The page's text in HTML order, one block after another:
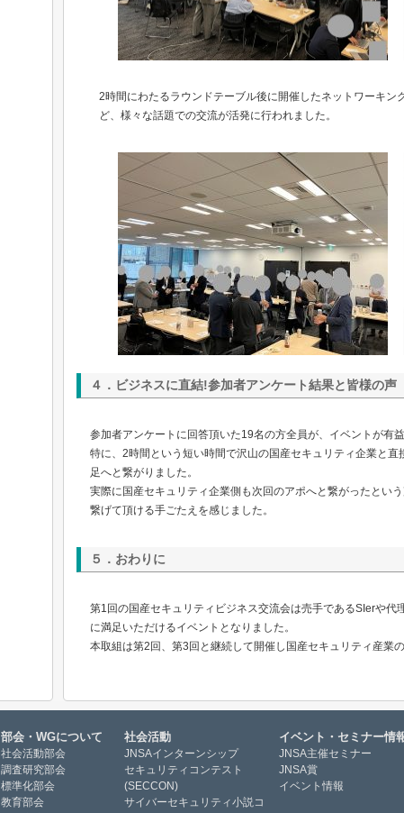
2時間にわたるラウンドテーブル後に開催したネットワーキ
ど、様々な話題での交流が活発に行われました。
４．ビジネスに直結!参加者アンケート結果と皆様の声
参加者アンケートに回答頂いた19名の方全員が、イベントが有
特に、2時間という短い時間で沢山の国産セキュリティ企業と
足へと繋がりました。
実際に国産セキュリティ企業側も次回のアポへと繋がったとい
繋げて頂ける手ごたえを感じました。
５．おわりに
第1回の国産セキュリティビジネス交流会は売手であるSIerや
に満足いただけるイベントとなりました。
本取組は第2回、第3回と継続して開催し国産セキュリティ産業
部会・WGについて
社会活動部会
調査研究部会
標準化部会
教育部会
社会活動
JNSAインターンシップ
セキュリティコンテスト
(SECCON)
サイバーセキュリティ小説コ
イベント・セミナー情
JNSA主催セミナー
JNSA賞
イベント情報